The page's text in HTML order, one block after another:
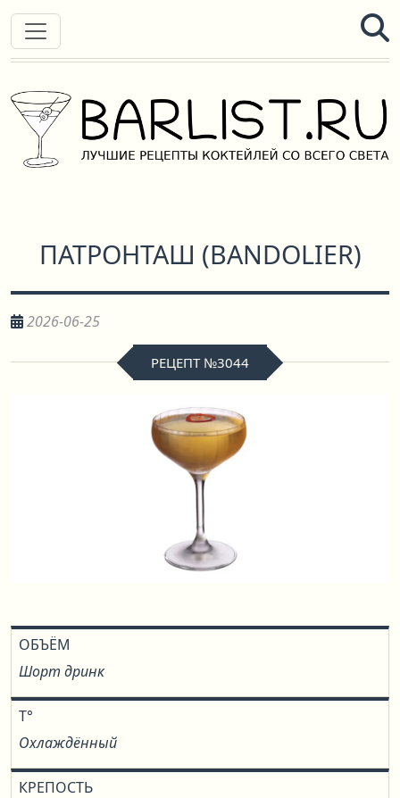
ПАТРОНТАШ (BANDOLIER)
2026-06-25
РЕЦЕПТ №3044
ОБЪЁМ
Шорт дринк
T°
Охлаждённый
КРЕПОСТЬ